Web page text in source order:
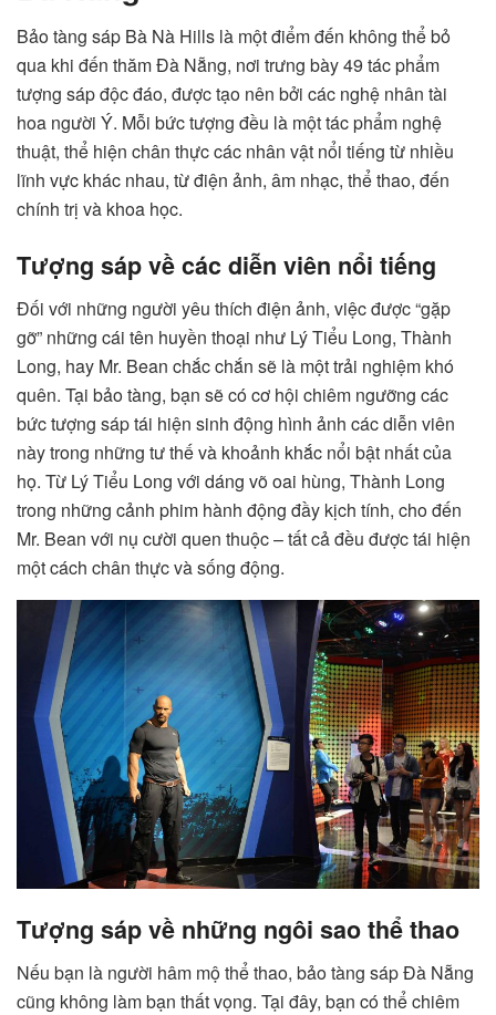
Bảo tàng sáp Bà Nà Hills là một điểm đến không thể bỏ
qua khi đến thăm Đà Nẵng, nơi trưng bày 49 tác phẩm
tượng sáp độc đáo, được tạo nên bởi các nghệ nhân tài
hoa người Ý. Mỗi bức tượng đều là một tác phẩm nghệ
thuật, thể hiện chân thực các nhân vật nổi tiếng từ nhiều
lĩnh vực khác nhau, từ điện ảnh, âm nhạc, thể thao, đến
chính trị và khoa học.
Tượng sáp về các diễn viên nổi tiếng
Đối với những người yêu thích điện ảnh, việc được “gặp
gỡ” những cái tên huyền thoại như Lý Tiểu Long, Thành
Long, hay Mr. Bean chắc chắn sẽ là một trải nghiệm khó
quên. Tại bảo tàng, bạn sẽ có cơ hội chiêm ngưỡng các
bức tượng sáp tái hiện sinh động hình ảnh các diễn viên
này trong những tư thế và khoảnh khắc nổi bật nhất của
họ. Từ Lý Tiểu Long với dáng võ oai hùng, Thành Long
trong những cảnh phim hành động đầy kịch tính, cho đến
Mr. Bean với nụ cười quen thuộc – tất cả đều được tái hiện
một cách chân thực và sống động.
Tượng sáp về những ngôi sao thể thao
Nếu bạn là người hâm mộ thể thao, bảo tàng sáp Đà Nẵng
cũng không làm bạn thất vọng. Tại đây, bạn có thể chiêm